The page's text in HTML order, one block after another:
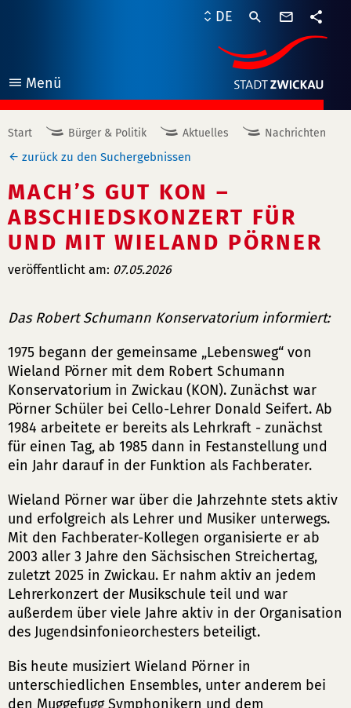
Menü
öffnen
DE
Start Bürger & Politik Aktuelles Nachrichten
zurück zu den Suchergebnissen
MACH’S GUT KON –
ABSCHIEDSKONZERT FÜR
UND MIT WIELAND PÖRNER
veröffentlicht am: 07.05.2026
Das Robert Schumann Konservatorium informiert:
1975 begann der gemeinsame „Lebensweg“ von
Wieland Pörner mit dem Robert Schumann
Konservatorium in Zwickau (KON). Zunächst war
Pörner Schüler bei Cello-Lehrer Donald Seifert. Ab
1984 arbeitete er bereits als Lehrkraft - zunächst
für einen Tag, ab 1985 dann in Festanstellung und
ein Jahr darauf in der Funktion als Fachberater.
Wieland Pörner war über die Jahrzehnte stets aktiv
und erfolgreich als Lehrer und Musiker unterwegs.
Mit den Fachberater-Kollegen organisierte er ab
2003 aller 3 Jahre den Sächsischen Streichertag,
zuletzt 2025 in Zwickau. Er nahm aktiv an jedem
Lehrerkonzert der Musikschule teil und war
außerdem über viele Jahre aktiv in der Organisation
des Jugendsinfonieorchesters beteiligt.
Bis heute musiziert Wieland Pörner in
unterschiedlichen Ensembles, unter anderem bei
den Muggefugg Symphonikern und dem